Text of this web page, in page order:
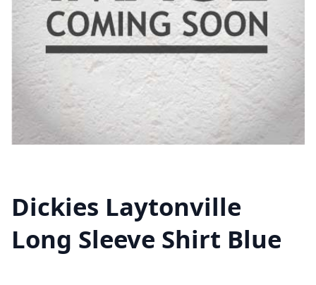
Dickies Laytonville
Long Sleeve Shirt Blue